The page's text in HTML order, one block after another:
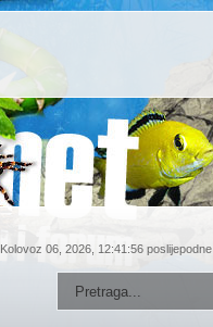
Kolovoz 06, 2026, 12:41:56 poslijepodne